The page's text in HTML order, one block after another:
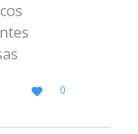

LOVE
IT
0